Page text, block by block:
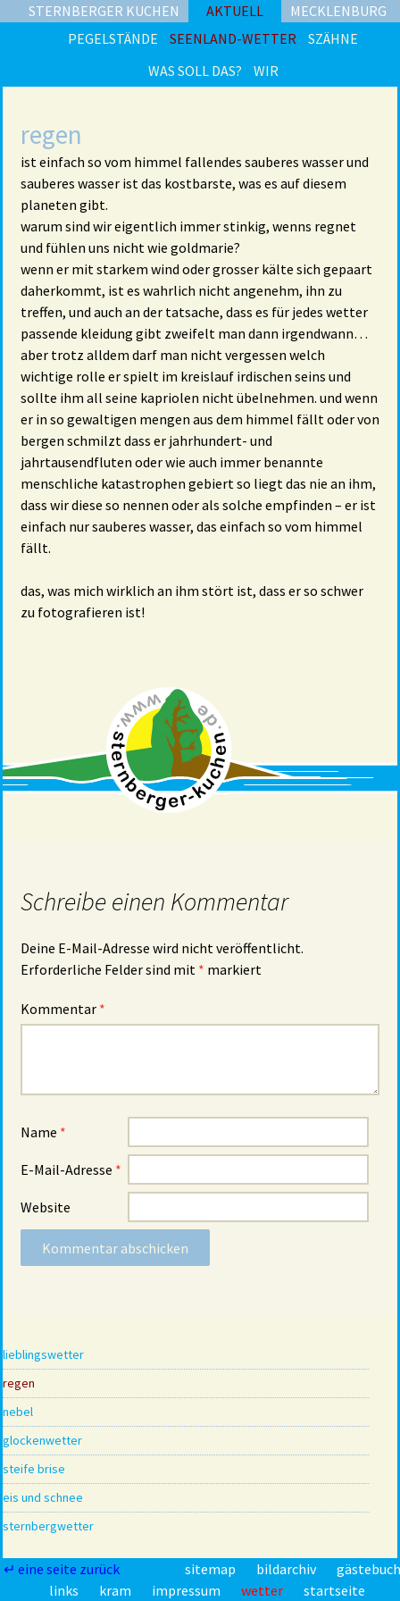
STERNBERGER KUCHEN AKTUELL
MECKLENBURG
PEGELSTÄNDE
SEENLAND-WETTER
SZÄHNE
WAS SOLL DAS?
WIR
regen
ist einfach so vom himmel fallendes sauberes wasser und
sauberes wasser ist das kostbarste, was es auf diesem
planeten gibt.
warum sind wir eigentlich immer stinkig, wenns regnet
und fühlen uns nicht wie goldmarie?
wenn er mit starkem wind oder grosser kälte sich gepaart
daherkommt, ist es wahrlich nicht angenehm, ihn zu
treffen, und auch an der tatsache, dass es für jedes wetter
passende kleidung gibt zweifelt man dann irgendwann…
aber trotz alldem darf man nicht vergessen welch
wichtige rolle er spielt im kreislauf irdischen seins und
sollte ihm all seine kapriolen nicht übelnehmen. und wenn
er in so gewaltigen mengen aus dem himmel fällt oder von
bergen schmilzt dass er jahrhundert- und
jahrtausendfluten oder wie auch immer benannte
menschliche katastrophen gebiert so liegt das nie an ihm,
dass wir diese so nennen oder als solche empfinden – er ist
einfach nur sauberes wasser, das einfach so vom himmel
fällt.
das, was mich wirklich an ihm stört ist, dass er so schwer
zu fotografieren ist!
Schreibe einen Kommentar
Deine E-Mail-Adresse wird nicht veröffentlicht.
Erforderliche Felder sind mit * markiert
Kommentar *
Name *
E-Mail-Adresse *
Website
lieblingswetter
regen
nebel
glockenwetter
steife brise
eis und schnee
sternbergwetter
↵ eine seite zurück sitemap bildarchiv
links
kram impressum wetter startseite